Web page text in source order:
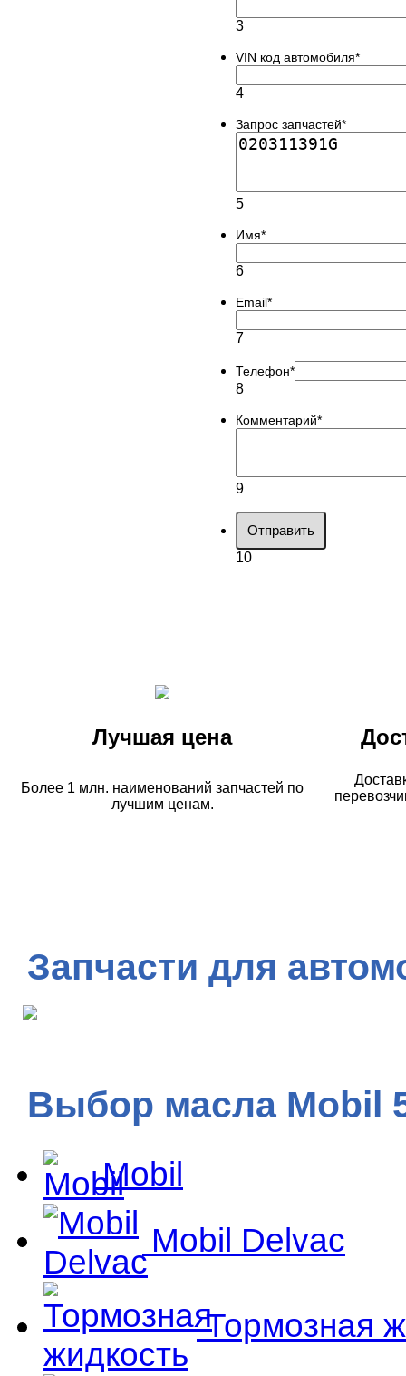
3
VIN код автомобиля*
4
Запрос запчастей*
5
Имя*
6
Email*
7
Телефон*
8
Комментарий*
9
Отправить
10
Лучшая цена
Более 1 млн. наименований запчастей по
лучшим ценам.
Запчасти для
Выбор масла Mobil
Mobil
Mobil Delvac
Тормозная